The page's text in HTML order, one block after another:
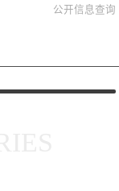
公开信息查询